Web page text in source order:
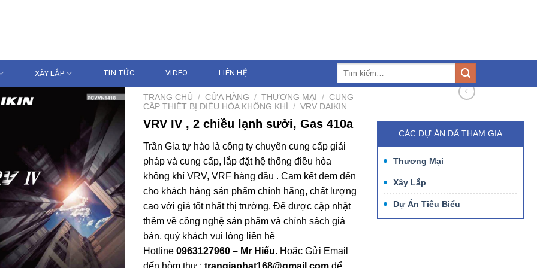
XÂY LẮP TIN TỨC VIDEO LIÊN HỆ
Tìm
TRANG CHỦ / CỬA HÀNG / THƯƠNG MẠI / CUNG
CẤP THIẾT BỊ ĐIỀU HÒA KHÔNG KHÍ
/ VRV DAIKIN
VRV IV , 2 chiều lạnh sưởi, Gas 410a
Trần Gia tự hào là công ty chuyên cung cấp giải
pháp và cung cấp, lắp đặt hệ thống điều hòa
không khí VRV, VRF hàng đầu . Cam kết đem đến
cho khách hàng sản phẩm chính hãng, chất lượng
cao với giá tốt nhất thị trường. Để được cập nhật
thêm về công nghệ sản phẩm và chính sách giá
bán, quý khách vui lòng liên hệ
Hotline 0963127960 – Mr Hiếu. Hoặc Gửi Email
đến hòm thư : trangiaphat168@gmail.com để
CÁC DỰ ÁN ĐÃ THAM GIA
Thương Mại
Xây Lắp
Dự Án Tiêu Biểu